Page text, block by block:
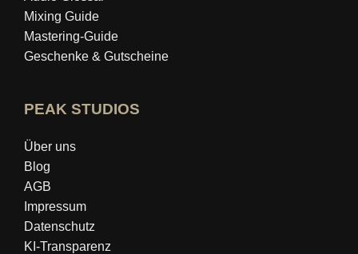
Mixing Guide
Mastering‑Guide
Geschenke & Gutscheine
PEAK STUDIOS
Über uns
Blog
AGB
Impressum
Datenschutz
KI-Transparenz